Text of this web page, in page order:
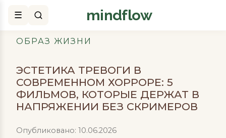
Поиск mindflow
ОБРАЗ ЖИЗНИ
ЭСТЕТИКА ТРЕВОГИ В
СОВРЕМЕННОМ ХОРРОРЕ: 5
ФИЛЬМОВ, КОТОРЫЕ ДЕРЖАТ В
НАПРЯЖЕНИИ БЕЗ СКРИМЕРОВ
Опубликовано: 10.06.2026